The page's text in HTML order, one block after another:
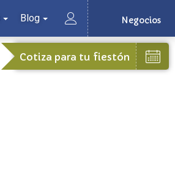
Negocios
Blog
Cotiza para tu fiestón